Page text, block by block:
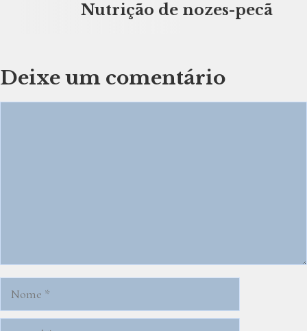
Nutrição de nozes-pecã
Deixe um comentário